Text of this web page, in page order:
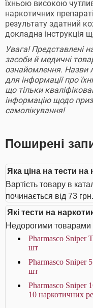
їхньою високою
наркотичних
результату здатний
докладна інструкція
Увага! Представлені
засоби й медичні
ознайомлення. Назви
для інформації про
що тільки
інформацію щодо
самолікування!
Поширені
Яка ціна на тести на
Вартість товару в
починається від 73 грн.
Які тести на
Недорогими товарами
Pharmasco Sniper
шт
Pharmasco Sniper
шт
Pharmasco Sniper
10 наркотичних